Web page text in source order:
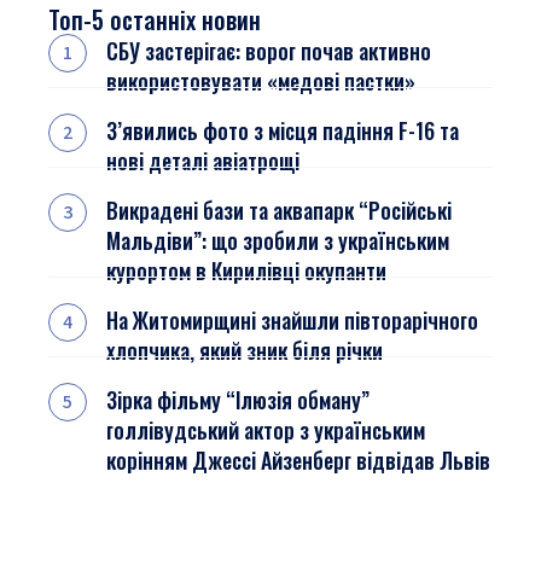
Топ-5 останніх новин
СБУ застерігає: ворог почав активно
використовувати «медові пастки»
З’явились фото з місця падіння F-16 та
нові деталі авіатрощі
Викрадені бази та аквапарк “Російські
Мальдіви”: що зробили з українським
курортом в Кирилівці окупанти
На Житомирщині знайшли півторарічного
хлопчика, який зник біля річки
Зірка фільму “Ілюзія обману”
голлівудський актор з українським
корінням Джессі Айзенберг відвідав Львів